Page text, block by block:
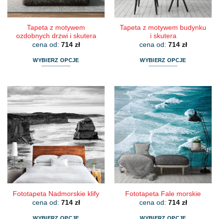
produktu
produktu
Tapeta z motywem
ozdobnych drzwi i skutera
cena od: 714 zł
WYBIERZ OPCJE
ma
wiele
wariantów.
Opcje
można
wybrać
na
stronie
produktu
Tapeta z motywem budynku
i skutera
cena od: 714 zł
WYBIERZ OPCJE
ma
wiele
wariantów.
Opcje
można
wybrać
na
stronie
produktu
Fototapeta Nadmorskie klify
cena od: 714 zł
Fototapeta Fale morskie
cena od: 714 zł